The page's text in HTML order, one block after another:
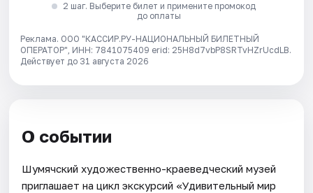
2 шаг. Выберите билет и примените промокод
до оплаты
Реклама. ООО "КАССИР.РУ-НАЦИОНАЛЬНЫЙ БИЛЕТНЫЙ
ОПЕРАТОР", ИНН: 7841075409 erid: 25H8d7vbP8SRTvHZrUcdLB.
Действует до 31 августа 2026
О событии
Шумячский художественно-краеведческий музей
приглашает на цикл экскурсий «Удивительный мир